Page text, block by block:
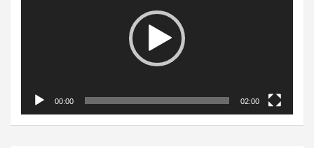
00:00 02:00